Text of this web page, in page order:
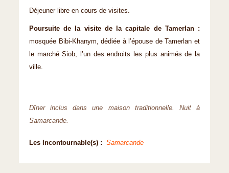
Déjeuner libre en cours de visites.
Poursuite de la visite de la capitale de Tamerlan :
mosquée Bibi-Khanym, dédiée à l’épouse de Tamerlan et
le marché Siob, l’un des endroits les plus animés de la
ville.
Dîner inclus dans une maison traditionnelle. Nuit à
Samarcande.
Les Incontournable(s) : Samarcande